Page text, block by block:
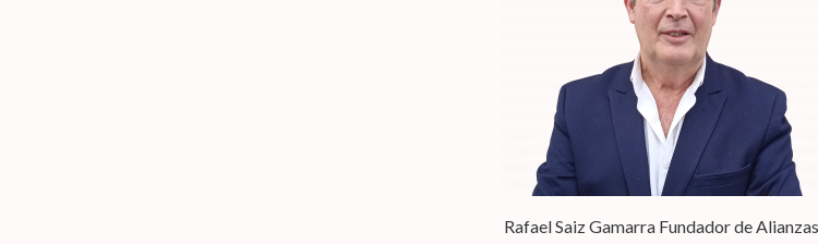
Rafael Saiz Gamarra Fundador de Alianzas